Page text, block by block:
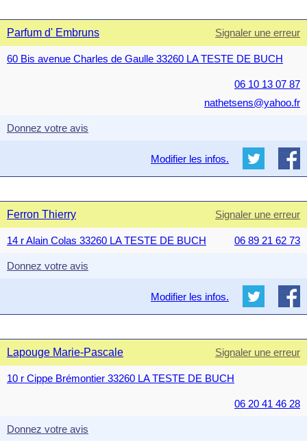
Parfum d' Embruns Signaler une erreur
60 Bis avenue Charles de Gaulle 33260 LA TESTE DE BUCH
06 10 13 07 87
nathetsens@yahoo.fr
Donnez votre avis
Modifier les infos.
Ferron Thierry Signaler une erreur
14 r Alain Colas 33260 LA TESTE DE BUCH 06 89 21 62 73
Donnez votre avis
Modifier les infos.
Lapouge Marie-Pascale Signaler une erreur
10 r Cippe Brémontier 33260 LA TESTE DE BUCH
06 20 41 46 28
Donnez votre avis